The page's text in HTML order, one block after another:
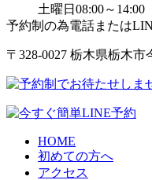
土曜日08:00～14:00
予約制の為電話または
〒328-0027 栃⽊県栃⽊市
HOME
初めての方へ
アクセス